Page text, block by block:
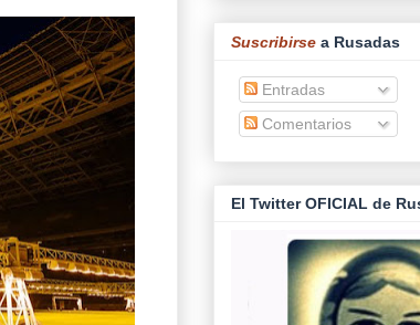
Suscribirse a Rusadas
Entradas
Comentarios
El Twitter OFICIAL de